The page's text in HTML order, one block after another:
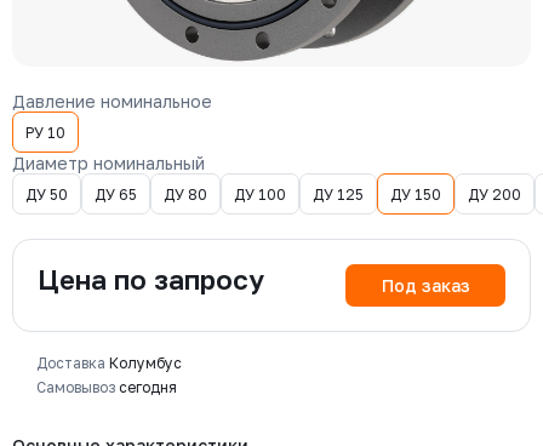
Давление номинальное
РУ 10
Диаметр номинальный
ДУ 50 ДУ 65 ДУ 80 ДУ 100 ДУ 125 ДУ 150 ДУ 200
Цена по запросу Под заказ
Доставка Колумбус
Самовывоз сегодня